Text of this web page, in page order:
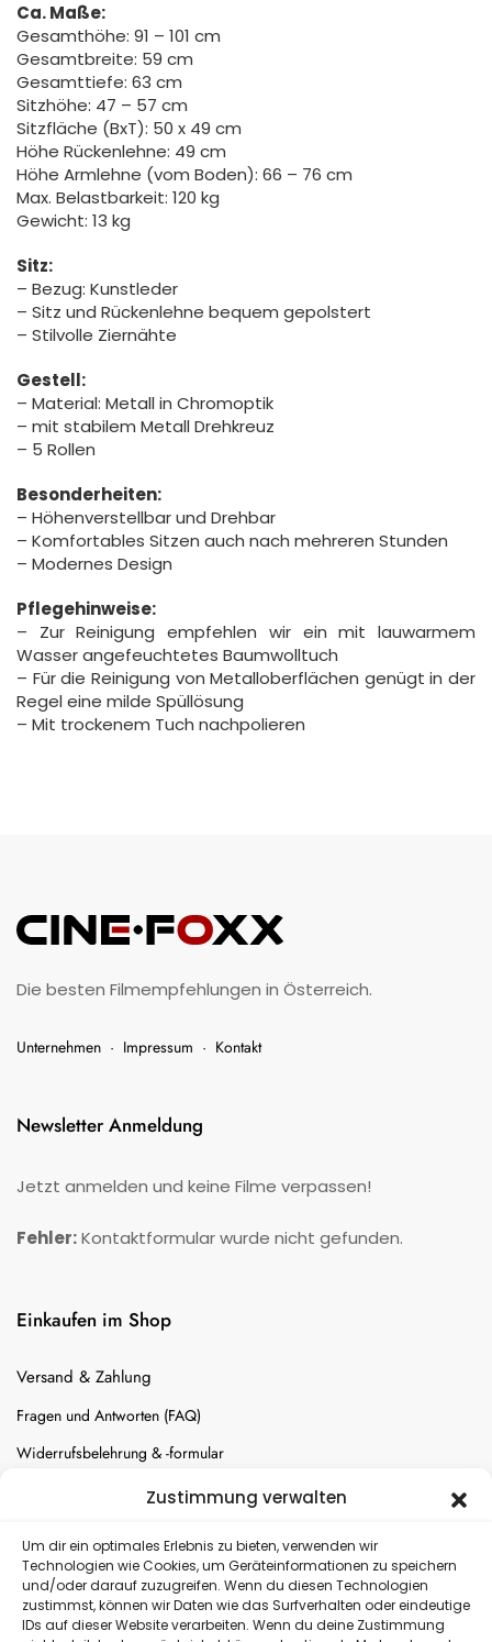
Zustimmung verwalten
Um dir ein optimales Erlebnis zu bieten, verwenden wir
Technologien wie Cookies, um Geräteinformationen zu speichern
und/oder darauf zuzugreifen. Wenn du diesen Technologien
zustimmst, können wir Daten wie das Surfverhalten oder eindeutige
IDs auf dieser Website verarbeiten. Wenn du deine Zustimmung
Ca. Maße:
Gesamthöhe: 91 – 101 cm
Gesamtbreite: 59 cm
Gesamttiefe: 63 cm
Sitzhöhe: 47 – 57 cm
Sitzfläche (BxT): 50 x 49 cm
Höhe Rückenlehne: 49 cm
Höhe Armlehne (vom Boden): 66 – 76 cm
Max. Belastbarkeit: 120 kg
Gewicht: 13 kg
Sitz:
– Bezug: Kunstleder
– Sitz und Rückenlehne bequem gepolstert
– Stilvolle Ziernähte
Gestell:
– Material: Metall in Chromoptik
– mit stabilem Metall Drehkreuz
– 5 Rollen
Besonderheiten:
– Höhenverstellbar und Drehbar
– Komfortables Sitzen auch nach mehreren Stunden
– Modernes Design
Pflegehinweise:
– Zur Reinigung empfehlen wir ein mit lauwarmem
Wasser angefeuchtetes Baumwolltuch
– Für die Reinigung von Metalloberflächen genügt in der
Regel eine milde Spüllösung
– Mit trockenem Tuch nachpolieren
Die besten Filmempfehlungen in Österreich.
Unternehmen · Impressum · Kontakt
Newsletter Anmeldung
Jetzt anmelden und keine Filme verpassen!
Fehler:Kontaktformular wurde nicht gefunden.
Einkaufen im Shop
Versand & Zahlung
Fragen und Antworten (FAQ)
Widerrufsbelehrung & -formular
Batterien-Entsorgung
Versand